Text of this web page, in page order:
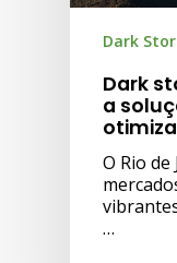
Dark
Dark
a
O Rio
…